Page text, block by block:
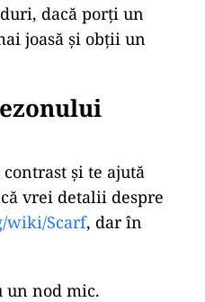
dacă porți un
joasă și obții un
și te ajută
vrei detalii despre
wiki/Scarf, dar în
un nod mic.